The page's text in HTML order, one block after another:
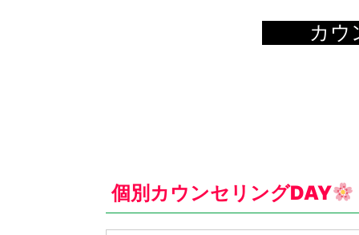
個別カウンセリングDAY